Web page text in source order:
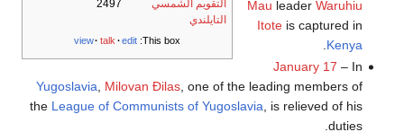
التقويم الشمسي
التايلندي
2497
This box:
view talk edit
Mau leader Waruhiu
Itoteis captured in
Kenya
.
January 17 – In
Yugoslavia
Milovan Đilas, one of the leading members of
the League of Communists of Yugoslavia , is relieved of his
duties.